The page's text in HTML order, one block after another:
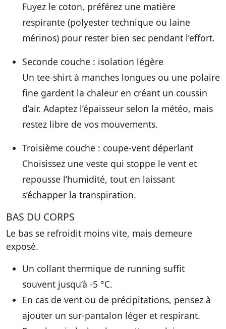
Fuyez le coton, préférez une matière
respirante (polyester technique ou laine
mérinos) pour rester bien sec pendant l’effort.
Seconde couche : isolation légère
Un tee-shirt à manches longues ou une polaire
fine gardent la chaleur en créant un coussin
d’air. Adaptez l’épaisseur selon la météo, mais
restez libre de vos mouvements.
Troisième couche : coupe-vent déperlant
Choisissez une veste qui stoppe le vent et
repousse l’humidité, tout en laissant
s’échapper la transpiration.
BAS DU CORPS
Le bas se refroidit moins vite, mais demeure
exposé.
Un collant thermique de running suffit
souvent jusqu’à -5 °C.
En cas de vent ou de précipitations, pensez à
ajouter un sur-pantalon léger et respirant.